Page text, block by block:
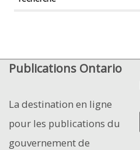
Publications Ontario
La destination en ligne
pour les publications du
gouvernement de